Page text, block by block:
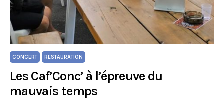
CONCERT RESTAURATION
Les Caf’Conc’ à l’épreuve du
mauvais temps